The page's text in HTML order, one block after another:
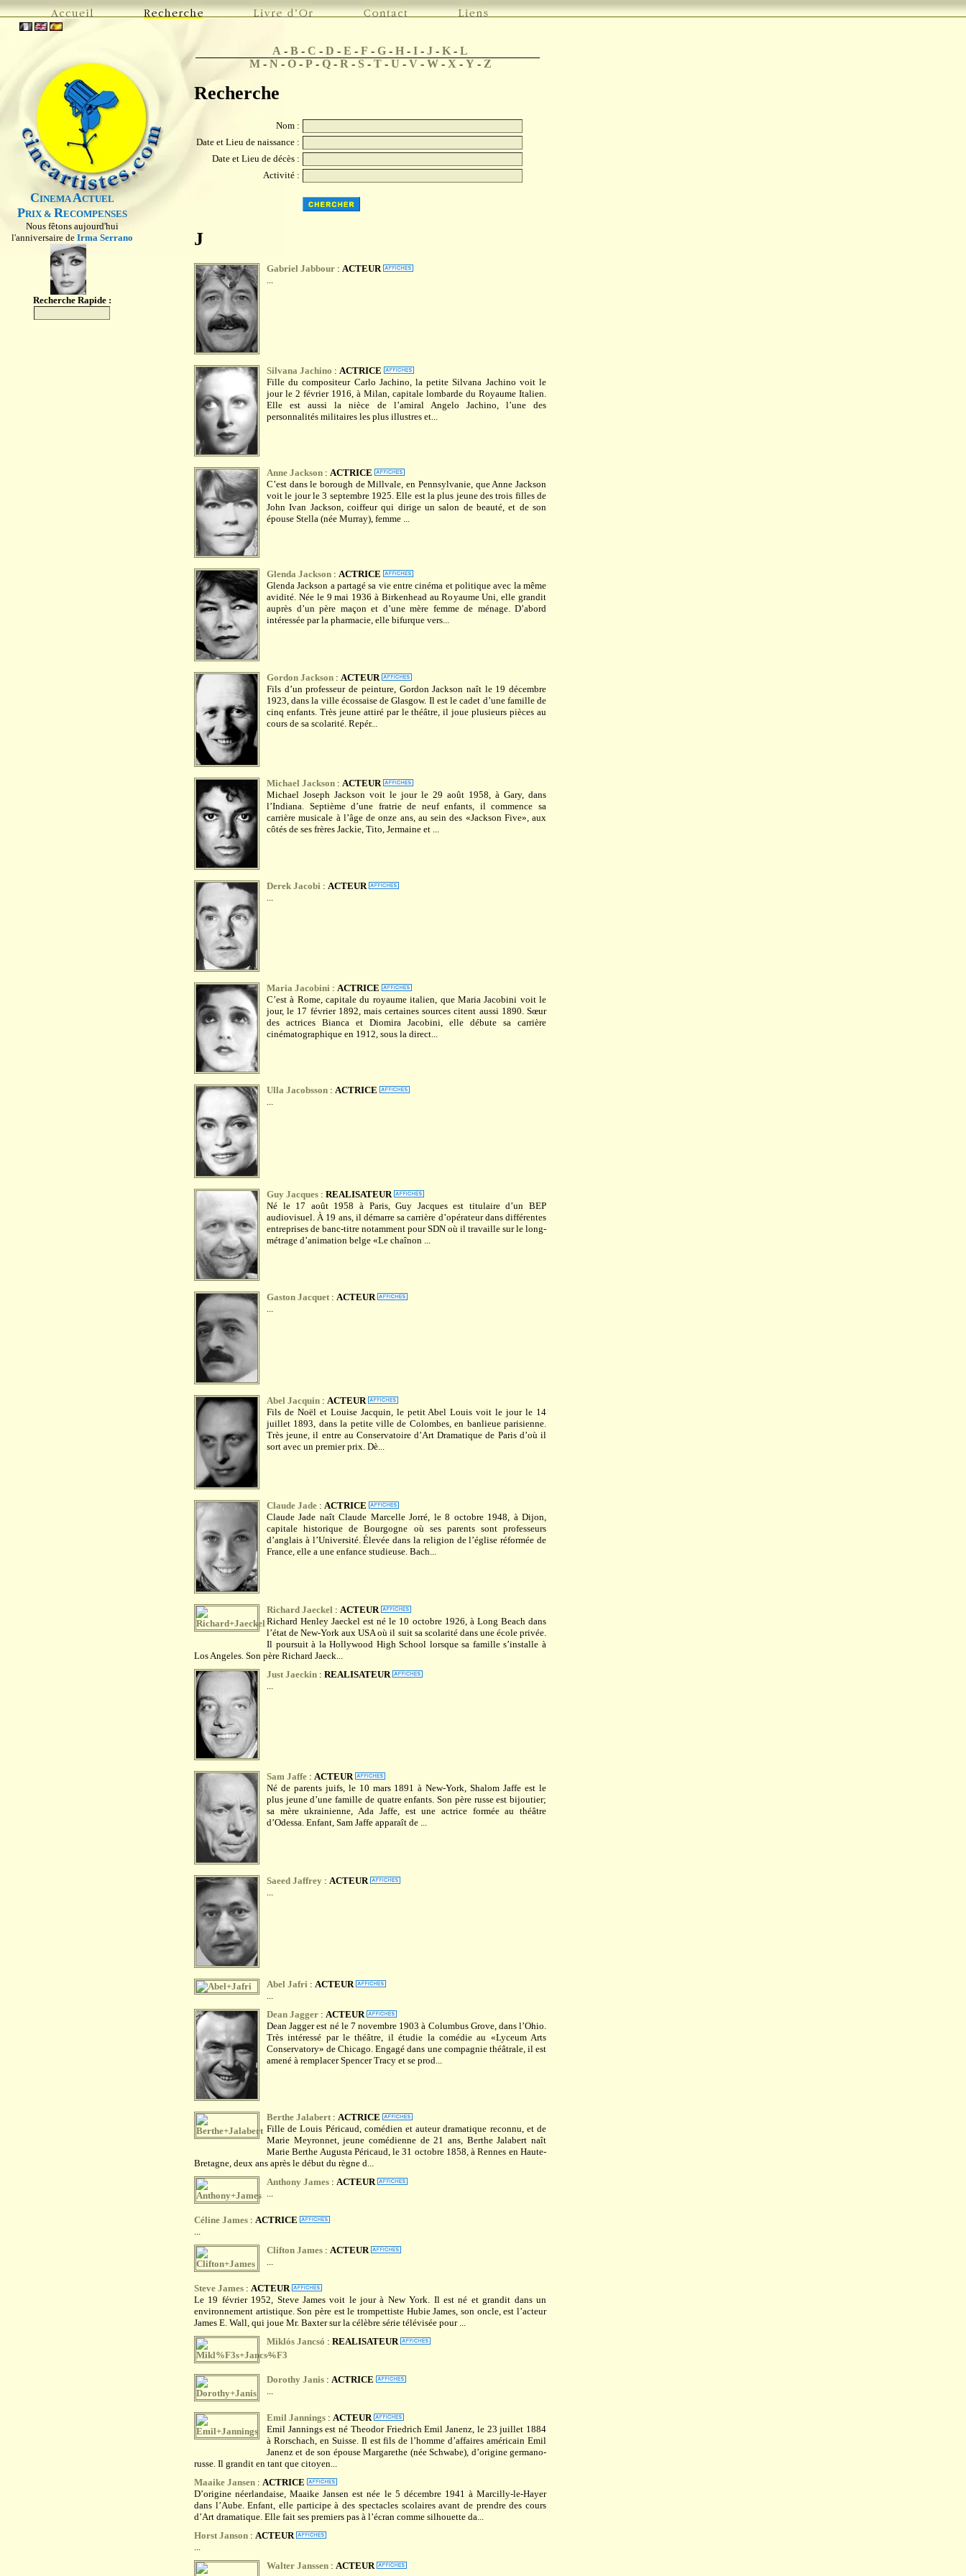
CINEMAACTUEL
PRIX & RECOMPENSES
Nous fêtons aujourd'hui
l'anniversaire de Irma Serrano
Recherche Rapide :
A - B - C - D - E - F - G - H - I - J - K - L
M- N- O- P- Q- R - S - T- U - V- W- X - Y - Z
Recherche
Nom :
Date et Lieu de naissance :
Date et Lieu de décès :
Activité :
J
Gabriel Jabbour : ACTEUR
Silvana Jachino : ACTRICE
Fille du compositeur Carlo Jachino, la petite Silvana Jachino voit le
jour le 2 février 1916, à Milan, capitale lombarde du Royaume Italien.
Elle est aussi la nièce de l’amiral Angelo Jachino, l’une des
personnalités militaires les plus illustres et...
Anne Jackson : ACTRICE
C’est dans le borough de Millvale, en Pennsylvanie, que Anne Jackson
voit le jour le 3 septembre 1925. Elle est la plus jeune des trois filles de
John Ivan Jackson, coiffeur qui dirige un salon de beauté, et de son
épouse Stella (née Murray), femme ...
Glenda Jackson : ACTRICE
Glenda Jackson a partagé sa vie entre cinéma et politique avec la même
avidité. Née le 9 mai 1936 à Birkenhead au Royaume Uni, elle grandit
auprès d’un père maçon et d’une mère femme de ménage. D’abord
intéressée par la pharmacie, elle bifurque vers...
Gordon Jackson : ACTEUR
Fils d’un professeur de peinture, Gordon Jackson naît le 19 décembre
1923, dans la ville écossaise de Glasgow. Il est le cadet d’une famille de
cinq enfants. Très jeune attiré par le théâtre, il joue plusieurs pièces au
cours de sa scolarité. Repér...
Michael Jackson : ACTEUR
Michael Joseph Jackson voit le jour le 29 août 1958, à Gary, dans
l’Indiana. Septième d’une fratrie de neuf enfants, il commence sa
carrière musicale à l’âge de onze ans, au sein des «Jackson Five», aux
côtés de ses frères Jackie, Tito, Jermaine et ...
Derek Jacobi : ACTEUR
Maria Jacobini : ACTRICE
C’est à Rome, capitale du royaume italien, que Maria Jacobini voit le
jour, le 17 février 1892, mais certaines sources citent aussi 1890. Sœur
des actrices Bianca et Diomira Jacobini, elle débute sa carrière
cinématographique en 1912, sous la direct...
Ulla Jacobsson : ACTRICE
Guy Jacques : REALISATEUR
Né le 17 août 1958 à Paris, Guy Jacques est titulaire d’un BEP
audiovisuel. À 19 ans, il démarre sa carrière d’opérateur dans différentes
entreprises de banc-titre notamment pour SDN où il travaille sur le long-
métrage d’animation belge «Le chaînon ...
Gaston Jacquet : ACTEUR
...
Abel Jacquin : ACTEUR
Fils de Noël et Louise Jacquin, le petit Abel Louis voit le jour le 14
juillet 1893, dans la petite ville de Colombes, en banlieue parisienne.
Très jeune, il entre au Conservatoire d’Art Dramatique de Paris d’où il
sort avec un premier prix. Dè...
Claude Jade : ACTRICE
Claude Jade naît Claude Marcelle Jorré, le 8 octobre 1948, à Dijon,
capitale historique de Bourgogne où ses parents sont professeurs
d’anglais à l’Université. Élevée dans la religion de l’église réformée de
France, elle a une enfance studieuse. Bach...
Richard Jaeckel : ACTEUR
Richard Henley Jaeckel est né le 10 octobre 1926, à Long Beach dans
l’état de New-York aux USA où il suit sa scolarité dans une école privée.
Il poursuit à la Hollywood High School lorsque sa famille s’installe à
Los Angeles. Son père Richard Jaeck...
Just Jaeckin : REALISATEUR
Sam Jaffe : ACTEUR
Né de parents juifs, le 10 mars 1891 à New-York, Shalom Jaffe est le
plus jeune d’une famille de quatre enfants. Son père russe est bijoutier;
sa mère ukrainienne, Ada Jaffe, est une actrice formée au théâtre
d’Odessa. Enfant, Sam Jaffe apparaît de ...
Saeed Jaffrey : ACTEUR
...
Abel Jafri : ACTEUR
Dean Jagger : ACTEUR
Dean Jagger est né le 7 novembre 1903 à Columbus Grove, dans l’Ohio.
Très intéressé par le théâtre, il étudie la comédie au «Lyceum Arts
Conservatory» de Chicago. Engagé dans une compagnie théâtrale, il est
amené à remplacer Spencer Tracy et se prod...
Berthe Jalabert : ACTRICE
Fille de Louis Péricaud, comédien et auteur dramatique reconnu, et de
Marie Meyronnet, jeune comédienne de 21 ans, Berthe Jalabert naît
Marie Berthe Augusta Péricaud, le 31 octobre 1858, à Rennes en Haute-
Bretagne, deux ans après le début du règne d...
Anthony James : ACTEUR
...
Céline James : ACTRICE
...
Clifton James : ACTEUR
...
Steve James : ACTEUR
Le 19 février 1952, Steve James voit le jour à New York. Il est né et grandit dans un
environnement artistique. Son père est le trompettiste Hubie James, son oncle, est l’acteur
James E. Wall, qui joue Mr. Baxter sur la célèbre série télévisée pour ...
Miklós Jancsó : REALISATEUR
...
Dorothy Janis : ACTRICE
...
Emil Jannings : ACTEUR
Emil Jannings est né Theodor Friedrich Emil Janenz, le 23 juillet 1884
à Rorschach, en Suisse. Il est fils de l’homme d’affaires américain Emil
Janenz et de son épouse Margarethe (née Schwabe), d’origine germano-
russe. Il grandit en tant que citoyen...
Maaike Jansen : ACTRICE
D’origine néerlandaise, Maaike Jansen est née le 5 décembre 1941 à Marcilly-le-Hayer
dans l’Aube. Enfant, elle participe à des spectacles scolaires avant de prendre des cours
d’Art dramatique. Elle fait ses premiers pas à l’écran comme silhouette da...
Horst Janson : ACTEUR
...
Walter Janssen : ACTEUR